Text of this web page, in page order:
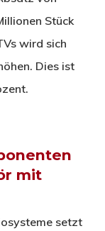
Stück
wird sich
Dies ist
mit
setzt